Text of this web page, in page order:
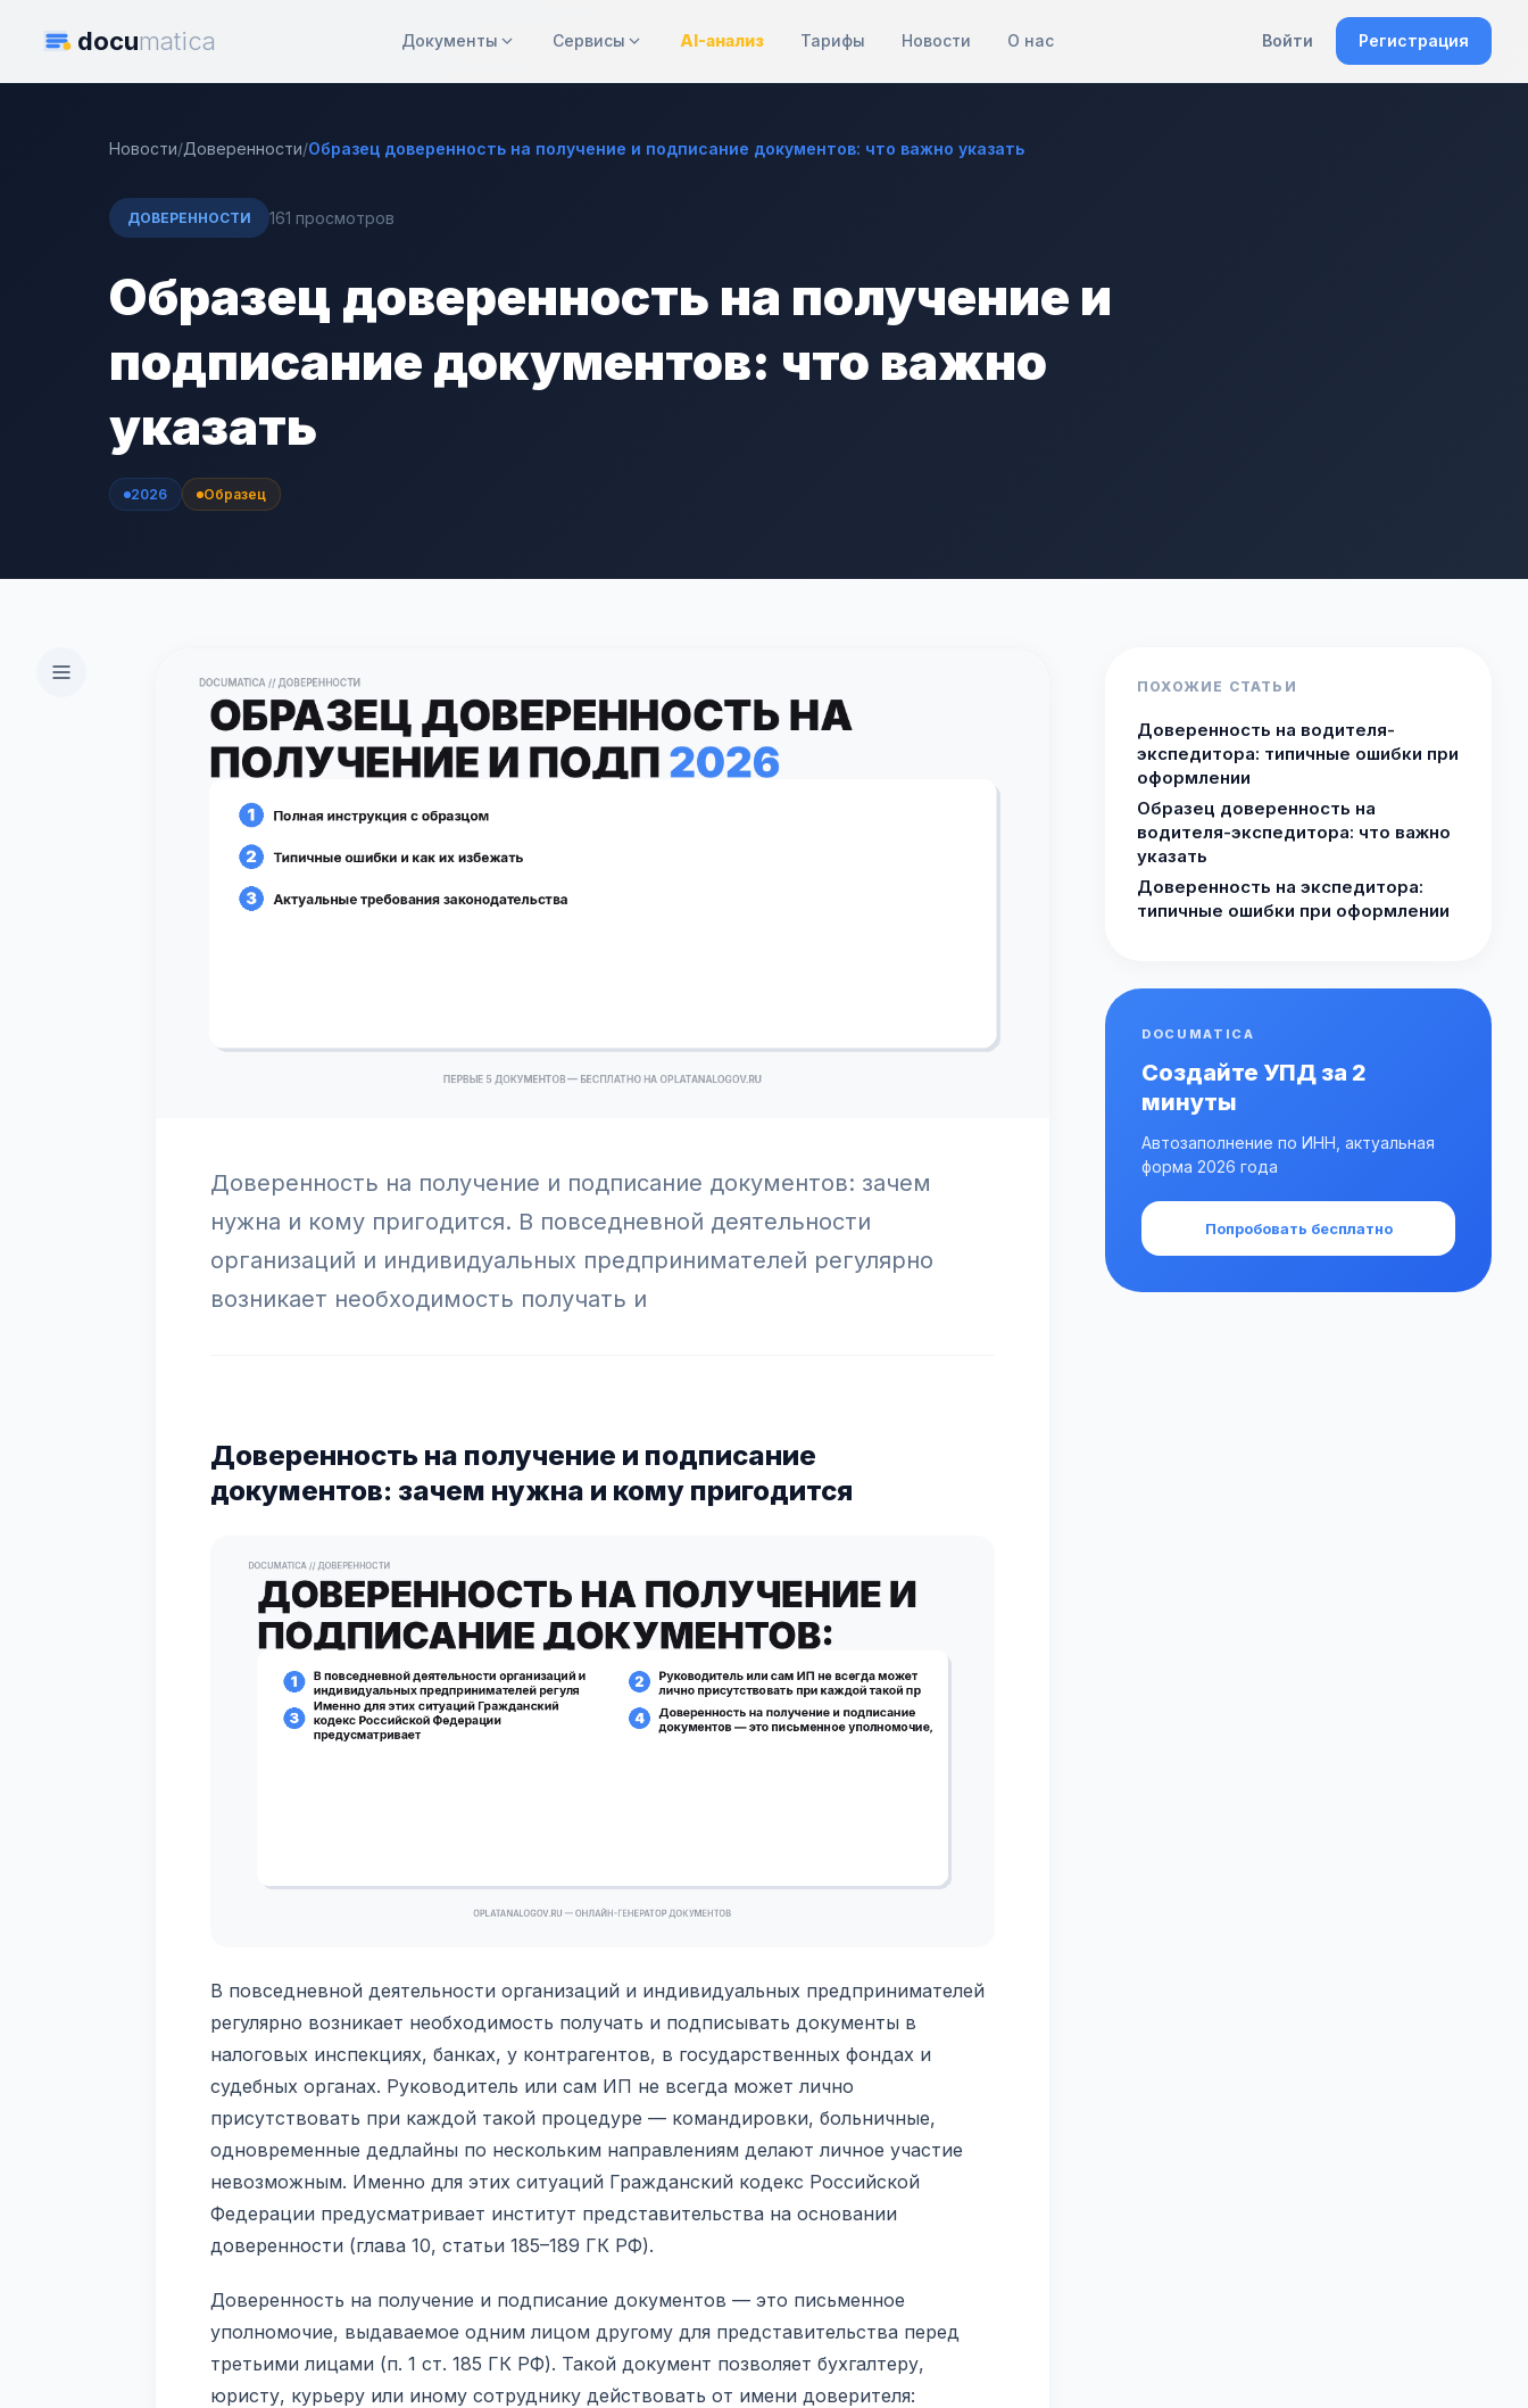
documatica Документы Сервисы AI-анализ Тарифы Новости О нас Войти Регистрация
Новости/Доверенности/Образец доверенность на получение и подписание документов: что важно указать
ДОВЕРЕННОСТИ 161 просмотров
Образец доверенность на получение и
подписание документов: что важно
указать
2026 Образец
Доверенность на получение и подписание документов: зачем
нужна и кому пригодится. В повседневной деятельности
организаций и индивидуальных предпринимателей регулярно
возникает необходимость получать и
Доверенность на получение и подписание
документов: зачем нужна и кому пригодится
В повседневной деятельности организаций и индивидуальных предпринимателей
регулярно возникает необходимость получать и подписывать документы в
налоговых инспекциях, банках, у контрагентов, в государственных фондах и
судебных органах. Руководитель или сам ИП не всегда может лично
присутствовать при каждой такой процедуре — командировки, больничные,
одновременные дедлайны по нескольким направлениям делают личное участие
невозможным. Именно для этих ситуаций Гражданский кодекс Российской
Федерации предусматривает институт представительства на основании
доверенности (глава 10, статьи 185–189 ГК РФ).
Доверенность на получение и подписание документов — это письменное
уполномочие, выдаваемое одним лицом другому для представительства перед
третьими лицами (п. 1 ст. 185 ГК РФ). Такой документ позволяет бухгалтеру,
юристу, курьеру или иному сотруднику действовать от имени доверителя:
ПОХОЖИЕ СТАТЬИ
Доверенность на водителя-
экспедитора: типичные ошибки при
оформлении
Образец доверенность на
водителя-экспедитора: что важно
указать
Доверенность на экспедитора:
типичные ошибки при оформлении
DOCUMATICA
Создайте УПД за 2
минуты
Автозаполнение по ИНН, актуальная
форма 2026 года
Попробовать бесплатно